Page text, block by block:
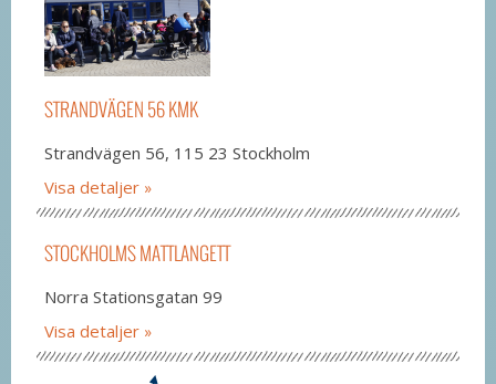
STRANDVÄGEN 56 KMK
Strandvägen 56, 115 23 Stockholm
Visa detaljer
STOCKHOLMS MATTLANGETT
Norra Stationsgatan 99
Visa detaljer